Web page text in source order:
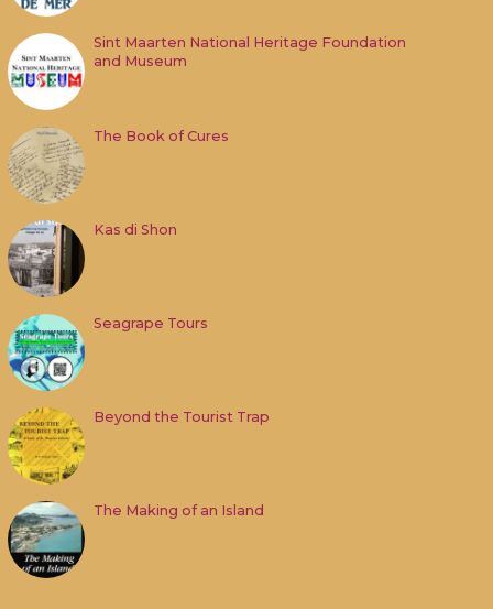
Sint Maarten National Heritage Foundation
and Museum
The Book of Cures
Kas di Shon
Seagrape Tours
Beyond the Tourist Trap
The Making of an Island